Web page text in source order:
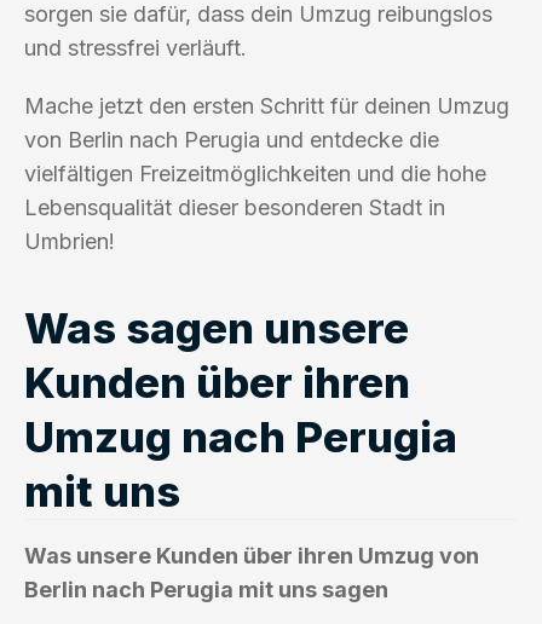
sorgen sie dafür, dass dein Umzug reibungslos
und stressfrei verläuft.
Mache jetzt den ersten Schritt für deinen Umzug
von Berlin nach Perugia und entdecke die
vielfältigen Freizeitmöglichkeiten und die hohe
Lebensqualität dieser besonderen Stadt in
Umbrien!
Was sagen unsere
Kunden über ihren
Umzug nach Perugia
mit uns
Was unsere Kunden über ihren Umzug von
Berlin nach Perugia mit uns sagen